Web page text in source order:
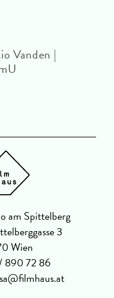
Vanden |
am Spittelberg
3
Wien
890 72 86